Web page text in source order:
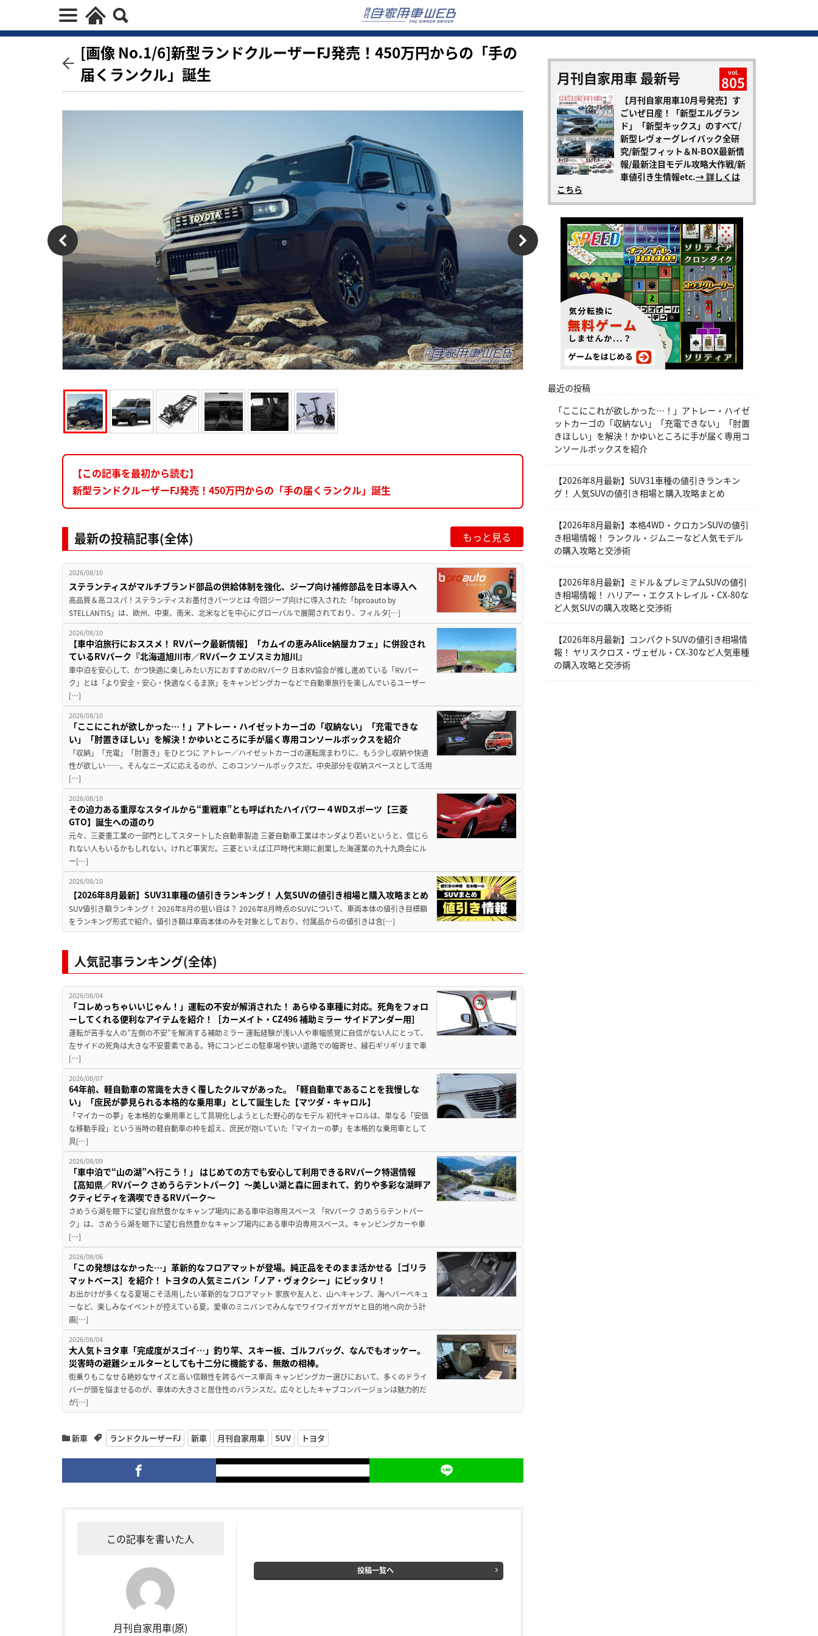
[画像 No.1/6]新型ランドクルーザーFJ発売！450万円からの「手の
届くランクル」誕生
【この記事を最初から読む】
新型ランドクルーザーFJ発売！450万円からの「手の届くランクル」誕生
最新の投稿記事(全体) もっと見る
2026/08/10
ステランティスがマルチブランド部品の供給体制を強化、ジープ向け補修部品を日本導入へ
高品質＆高コスパ！ステランティスお墨付きパーツとは 今回ジープ向けに導入された「bproauto by
STELLANTIS」は、欧州、中東、南米、北米などを中心にグローバルで展開されており、フィルタ[…]
2026/08/10
【車中泊旅行におススメ！ RVパーク最新情報】「カムイの恵みAlice納屋カフェ」に併設され
ているRVパーク『北海道旭川市／RVパーク エゾスミカ旭川』
車中泊を安心して、かつ快適に楽しみたい方におすすめのRVパーク 日本RV協会が推し進めている「RVパー
ク」とは「より安全・安心・快適なくるま旅」をキャンピングカーなどで自動車旅行を楽しんでいるユーザー
[…]
2026/08/10
「ここにこれが欲しかった…！」アトレー・ハイゼットカーゴの「収納ない」「充電できな
い」「肘置きほしい」を解決！かゆいところに手が届く専用コンソールボックスを紹介
「収納」「充電」「肘置き」をひとつに アトレー／ハイゼットカーゴの運転席まわりに、もう少し収納や快適
性が欲しい――。そんなニーズに応えるのが、このコンソールボックスだ。中央部分を収納スペースとして活用
[…]
2026/08/10
その迫力ある重厚なスタイルから“重戦車”とも呼ばれたハイパワー４WDスポーツ【三菱
GTO】誕生への道のり
元々、三菱重工業の一部門としてスタートした自動車製造 三菱自動車工業はホンダより若いというと、信じら
れない人もいるかもしれない。けれど事実だ。三菱といえば江戸時代末期に創業した海運業の九十九商会にル
ー[…]
2026/08/10
【2026年8月最新】SUV31車種の値引きランキング！ 人気SUVの値引き相場と購入攻略まとめ
SUV値引き額ランキング！ 2026年8月の狙い目は？ 2026年8月時点のSUVについて、車両本体の値引き目標額
をランキング形式で紹介。値引き額は車両本体のみを対象としており、付属品からの値引きは含[…]
人気記事ランキング(全体)
2026/08/04
「コレめっちゃいいじゃん！」運転の不安が解消された！ あらゆる車種に対応。死角をフォロ
ーしてくれる便利なアイテムを紹介！［カーメイト・CZ496 補助ミラー サイドアンダー用］
運転が苦手な人の”左側の不安”を解消する補助ミラー 運転経験が浅い人や車幅感覚に自信がない人にとって、
左サイドの死角は大きな不安要素である。特にコンビニの駐車場や狭い道路での幅寄せ、縁石ギリギリまで車
[…]
2026/08/07
64年前、軽自動車の常識を大きく覆したクルマがあった。「軽自動車であることを我慢しな
い」「庶民が夢見られる本格的な乗用車」として誕生した【マツダ・キャロル】
「マイカーの夢」を本格的な乗用車として具現化しようとした野心的なモデル 初代キャロルは、単なる「安価
な移動手段」という当時の軽自動車の枠を超え、庶民が抱いていた「マイカーの夢」を本格的な乗用車として
具[…]
2026/08/09
「車中泊で“山の湖”へ行こう！」 はじめての方でも安心して利用できるRVパーク特選情報
【高知県／RVパーク さめうらテントパーク】～美しい湖と森に囲まれて、釣りや多彩な湖畔ア
クティビティを満喫できるRVパーク～
さめうら湖を眼下に望む自然豊かなキャンプ場内にある車中泊専用スペース 「RVパーク さめうらテントパー
ク」は、さめうら湖を眼下に望む自然豊かなキャンプ場内にある車中泊専用スペース。キャンピングカーや車
[…]
2026/08/06
「この発想はなかった…」革新的なフロアマットが登場。純正品をそのまま活かせる［ゴリラ
マットベース］を紹介！ トヨタの人気ミニバン「ノア・ヴォクシー」にピッタリ！
お出かけが多くなる夏場こそ活用したい革新的なフロアマット 家族や友人と、山へキャンプ、海へバーベキュ
ーなど、楽しみなイベントが控えている夏。愛車のミニバンでみんなでワイワイガヤガヤと目的地へ向かう計
画[…]
2026/08/04
大人気トヨタ車「完成度がスゴイ…」釣り竿、スキー板、ゴルフバッグ、なんでもオッケー。
災害時の避難シェルターとしても十二分に機能する、無敵の相棒。
街乗りもこなせる絶妙なサイズと高い信頼性を誇るベース車両 キャンピングカー選びにおいて、多くのドライ
バーが頭を悩ませるのが、車体の大きさと居住性のバランスだ。広々としたキャブコンバージョンは魅力的だ
が[…]
新車 ランドクルーザーFJ 新車 月刊自家用車 SUV トヨタ
この記事を書いた人
月刊自家用車(原)
投稿一覧へ
月刊自家用車 最新号 vol.
805
【月刊自家用車10月号発売】す
ごいぜ日産！「新型エルグラン
ド」「新型キックス」のすべて/
新型レヴォーグレイバック全研
究/新型フィット＆N-BOX最新情
報/最新注目モデル攻略大作戦/新
車値引き生情報etc.→ 詳しくは
こちら
最近の投稿
「ここにこれが欲しかった…！」アトレー・ハイゼ
ットカーゴの「収納ない」「充電できない」「肘置
きほしい」を解決！かゆいところに手が届く専用コ
ンソールボックスを紹介
【2026年8月最新】SUV31車種の値引きランキン
グ！ 人気SUVの値引き相場と購入攻略まとめ
【2026年8月最新】本格4WD・クロカンSUVの値引
き相場情報！ ランクル・ジムニーなど人気モデル
の購入攻略と交渉術
【2026年8月最新】ミドル＆プレミアムSUVの値引
き相場情報！ ハリアー・エクストレイル・CX-80な
ど人気SUVの購入攻略と交渉術
【2026年8月最新】コンパクトSUVの値引き相場情
報！ ヤリスクロス・ヴェゼル・CX-30など人気車種
の購入攻略と交渉術